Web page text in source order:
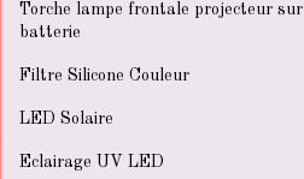
Torche lampe frontale projecteur sur
batterie
Filtre Silicone Couleur
LED Solaire
Eclairage UV LED